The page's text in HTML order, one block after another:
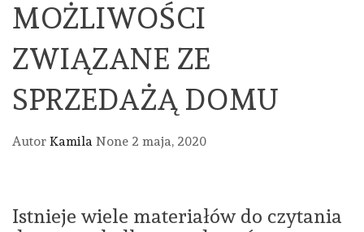
MOŻLIWOŚCI
ZWIĄZANE ZE
SPRZEDAŻĄ DOMU
Autor Kamila None 2 maja, 2020
Istnieje wiele materiałów do czytania